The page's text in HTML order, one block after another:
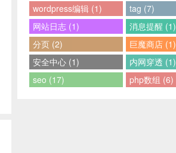
wordpress编辑 (1)
tag (7)
网站日志 (1)
消息提醒 (1)
分页 (2)
巨魔商店 (1)
安全中心 (1)
内网穿透 (1)
seo (17)
php数组 (6)